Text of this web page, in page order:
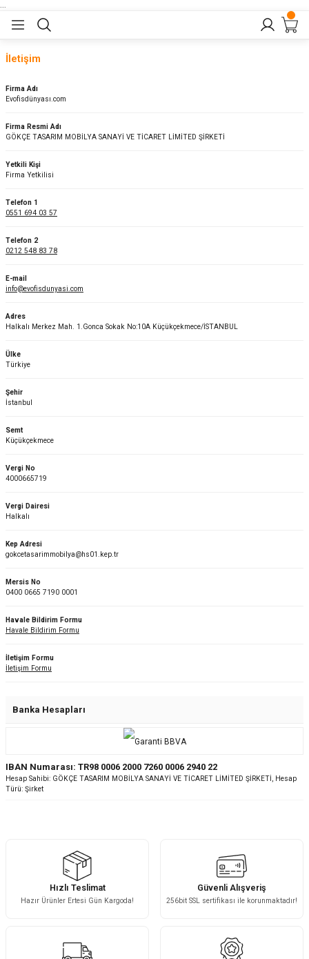
Sandalyesi
İletişim
Firma Adı
Evofisdünyası.com
Firma Resmi Adı
GÖKÇE TASARIM MOBİLYA SANAYİ VE TİCARET LİMİTED ŞİRKETİ
Yetkili Kişi
Firma Yetkilisi
Telefon 1
0551 694 03 57
Telefon 2
0212 548 83 78
E-mail
info@evofisdunyasi.com
Adres
Halkalı Merkez Mah. 1.Gonca Sokak No:10A Küçükçekmece/İSTANBUL
Ülke
Türkiye
Şehir
İstanbul
Semt
Küçükçekmece
Vergi No
4000665719
Vergi Dairesi
Halkalı
Kep Adresi
gokcetasarimmobilya@hs01.kep.tr
Mersis No
0400 0665 7190 0001
Havale Bildirim Formu
Havale Bildirim Formu
İletişim Formu
İletişim Formu
Banka Hesapları
IBAN Numarası: TR98 0006 2000 7260 0006 2940 22
Hesap Sahibi: GÖKÇE TASARIM MOBİLYA SANAYİ VE TİCARET LİMİTED ŞİRKETİ, Hesap
Türü: Şirket
Hızlı Teslimat
Hazır Ürünler Ertesi Gün Kargoda!
Güvenli Alışveriş
256bit SSL sertifikası ile korunmaktadır!